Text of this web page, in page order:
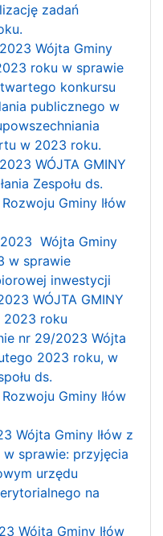
zadań
Wójta Gminy
roku w sprawie
konkursu
publicznego w
w 2023 roku.
WÓJTA GMINY
Zespołu ds.
Gminy Iłów
Wójta Gminy
w sprawie
inwestycji
WÓJTA GMINY
2023 roku
nr 29/2023 Wójta
2023 roku, w
ds.
Gminy Iłów
Wójta Gminy Iłów z
sprawie: przyjęcia
urzędu
na
Wójta Gminy Iłów